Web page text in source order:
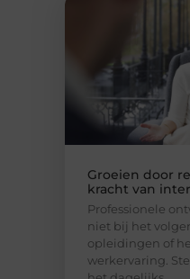
Groeien door
kracht van
Professionele
niet bij het
opleidingen of
werkervaring.